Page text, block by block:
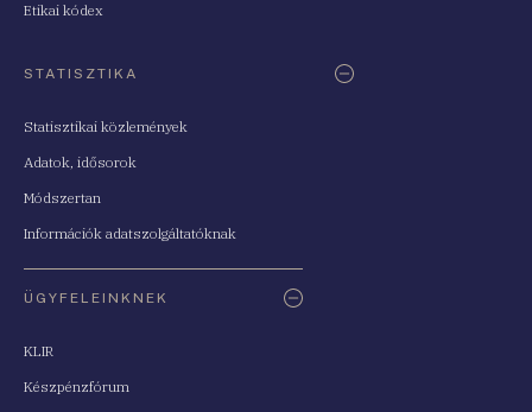
Etikai kódex
STATISZTIKA
Statisztikai közlemények
Adatok, idősorok
Módszertan
Információk adatszolgáltatóknak
ÜGYFELEINKNEK
KLIR
Készpénzfórum